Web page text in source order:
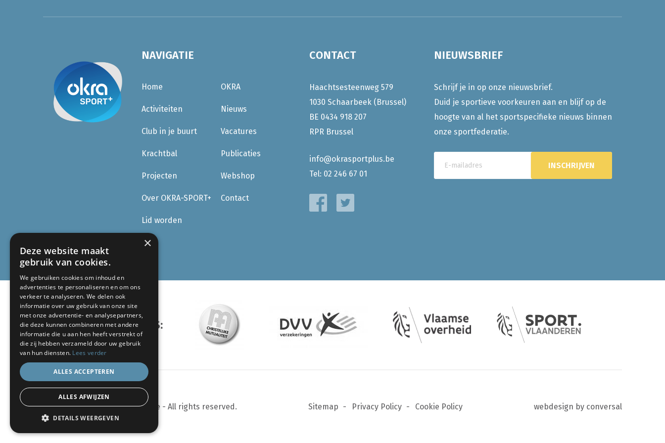
NAVIGATIE
Home
Activiteiten
Club in je buurt
Krachtbal
Projecten
Over OKRA-SPORT+
Lid worden
OKRA
Nieuws
Vacatures
Publicaties
Webshop
Contact
CONTACT
Haachtsesteenweg 579
1030 Schaarbeek (Brussel)
BE 0434 918 207
RPR Brussel
info@okrasportplus.be
Tel: 02 246 67 01
NIEUWSBRIEF
Schrijf je in op onze nieuwsbrief.
Duid je sportieve voorkeuren aan en blijf op de
hoogte van al het sportspecifieke nieuws binnen
onze sportfederatie.
ONZE PARTNERS:
© 2024 eenlevenlangsporten.be - All rights reserved. Sitemap Privacy Policy Cookie Policy webdesign by conversal
×
Deze website maakt
gebruik van cookies.
We gebruiken cookies om inhoud en
advertenties te personaliseren en om ons
verkeer te analyseren. We delen ook
informatie over uw gebruik van onze site
met onze advertentie- en analysepartners,
die deze kunnen combineren met andere
informatie die u aan hen heeft verstrekt of
die zij hebben verzameld door uw gebruik
van hun diensten. Lees verder
ALLES ACCEPTEREN
ALLES AFWIJZEN
DETAILS WEERGEVEN